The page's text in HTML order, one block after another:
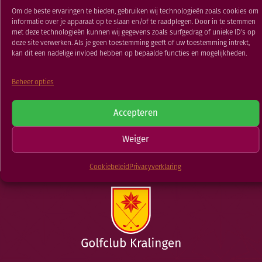
Om de beste ervaringen te bieden, gebruiken wij technologieën zoals cookies om
informatie over je apparaat op te slaan en/of te raadplegen. Door in te stemmen
met deze technologieën kunnen wij gegevens zoals surfgedrag of unieke ID's op
deze site verwerken. Als je geen toestemming geeft of uw toestemming intrekt,
kan dit een nadelige invloed hebben op bepaalde functies en mogelijkheden.
Beheer opties
Accepteren
Weiger
CookiebeleidPrivacyverklaring
GOLFSCHOOL
GOLFBAAN
13 DEC 2022
Open
NIEUWSOVERZICHT